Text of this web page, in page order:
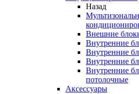
Назад
Внешние
Внутренние
Внутренние
Внутренние
Внутренние
потолочные
Аксессуары